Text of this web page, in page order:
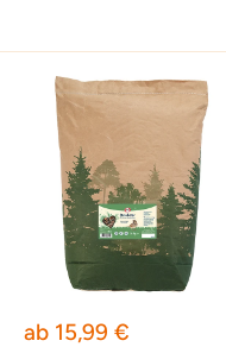
Sonderpreis
ab 15,99 €